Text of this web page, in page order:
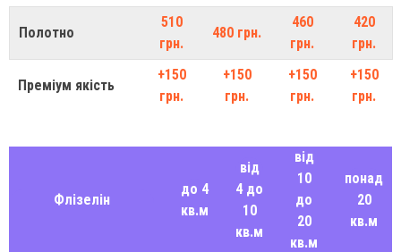
Полотно
510
грн.
480 грн.
460
грн.
420
грн.
Преміум якість
+150
грн.
+150
грн.
+150
грн.
+150
грн.
Флізелін
до 4
кв.м
від
4 до
10
кв.м
від
10
до
20
кв.м
понад
20
кв.м